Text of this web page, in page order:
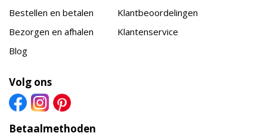
Bestellen en betalen
Bezorgen en afhalen
Blog
Klantbeoordelingen
Klantenservice
Volg ons
Betaalmethoden